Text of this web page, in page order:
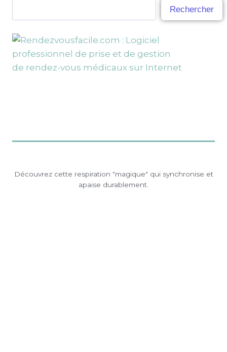
Rechercher
Découvrez cette respiration "magique" qui synchronise et
apaise durablement.